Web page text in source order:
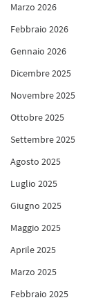
Marzo 2026
Febbraio 2026
Gennaio 2026
Dicembre 2025
Novembre 2025
Ottobre 2025
Settembre 2025
Agosto 2025
Luglio 2025
Giugno 2025
Maggio 2025
Aprile 2025
Marzo 2025
Febbraio 2025